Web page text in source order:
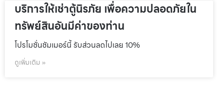
บริการให้เช่าตู้นิรภัย เพื่อความปลอดภัยใน
ทรัพย์สินอันมีค่าของท่าน
โปรโมชั่นชัมเมอร์นี้ รับส่วนลดไปเลย 10%
ดูเพิ่มเติม »